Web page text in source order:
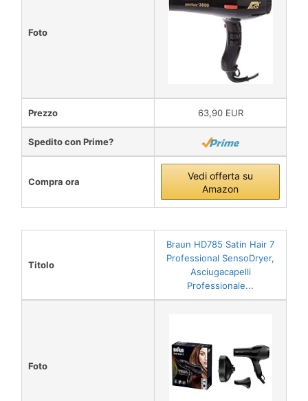
Foto
Prezzo 63,90 EUR
Spedito con Prime?
Compra ora
Vedi offerta su
Amazon
Titolo
Braun HD785 Satin Hair 7
Professional SensoDryer,
Asciugacapelli
Professionale...
Foto